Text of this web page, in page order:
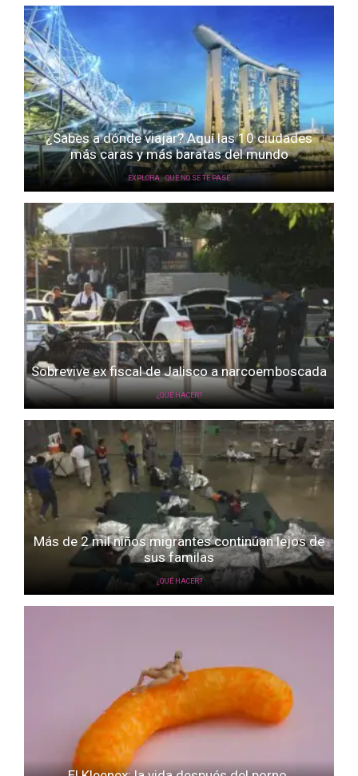
¿Sabes a dónde viajar? Aquí las 10 ciudades
más caras y más baratas del mundo
EXPLORA,QUE NO SE TE PASE
Sobrevive ex fiscal de Jalisco a narcoemboscada
¿QUÉ HACER?
Más de 2 mil niños migrantes continúan lejos de
sus familas
¿QUÉ HACER?